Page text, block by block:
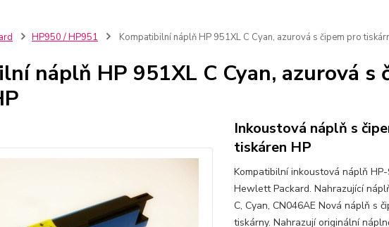
HP950 / HP951 Kompatibilní náplň HP 951XL C Cyan, azurová s čipem pro
náplň HP 951XL C Cyan, azurová s
Inkoustová náplň s
tiskáren HP
Kompatibilní inkoustová náplň
Hewlett Packard. Nahrazující
C, Cyan, CN046AE Nová náplň s
tiskárny. Nahrazují originální